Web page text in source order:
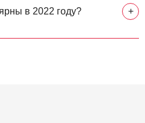
в 2022 году? +